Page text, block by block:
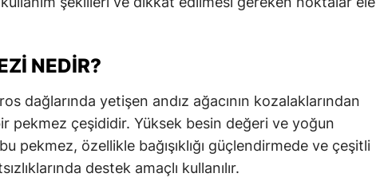
NEDIR?
dağlarında yetişen andız ağacının kozalaklarından
pekmez çeşididir. Yüksek besin değeri ve yoğun
pekmez, özellikle bağışıklığı güçlendirmede ve çeşitli
destek amaçlı kullanılır.